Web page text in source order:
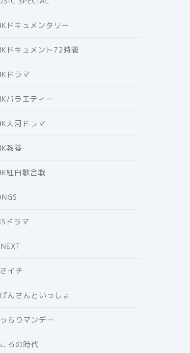
ドキュメンタリー
ドキュメント72時間
ドラマ
バラエティー
大河ドラマ
教養
紅白歌合戦
ドラマ
イチ
んさんといっしょ
ちりマンデー
ろの時代